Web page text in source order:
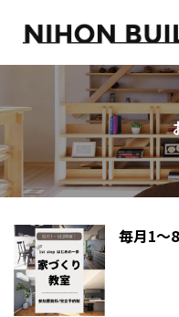
商品ラインナップ
省エネ住宅が選ばれる理由
リフォーム事業
会社案内
毎月1～